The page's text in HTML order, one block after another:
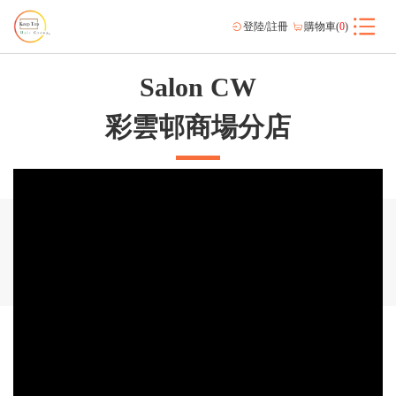
登陸/註冊 購物車(0)
Salon CW
彩雲邨商場分店